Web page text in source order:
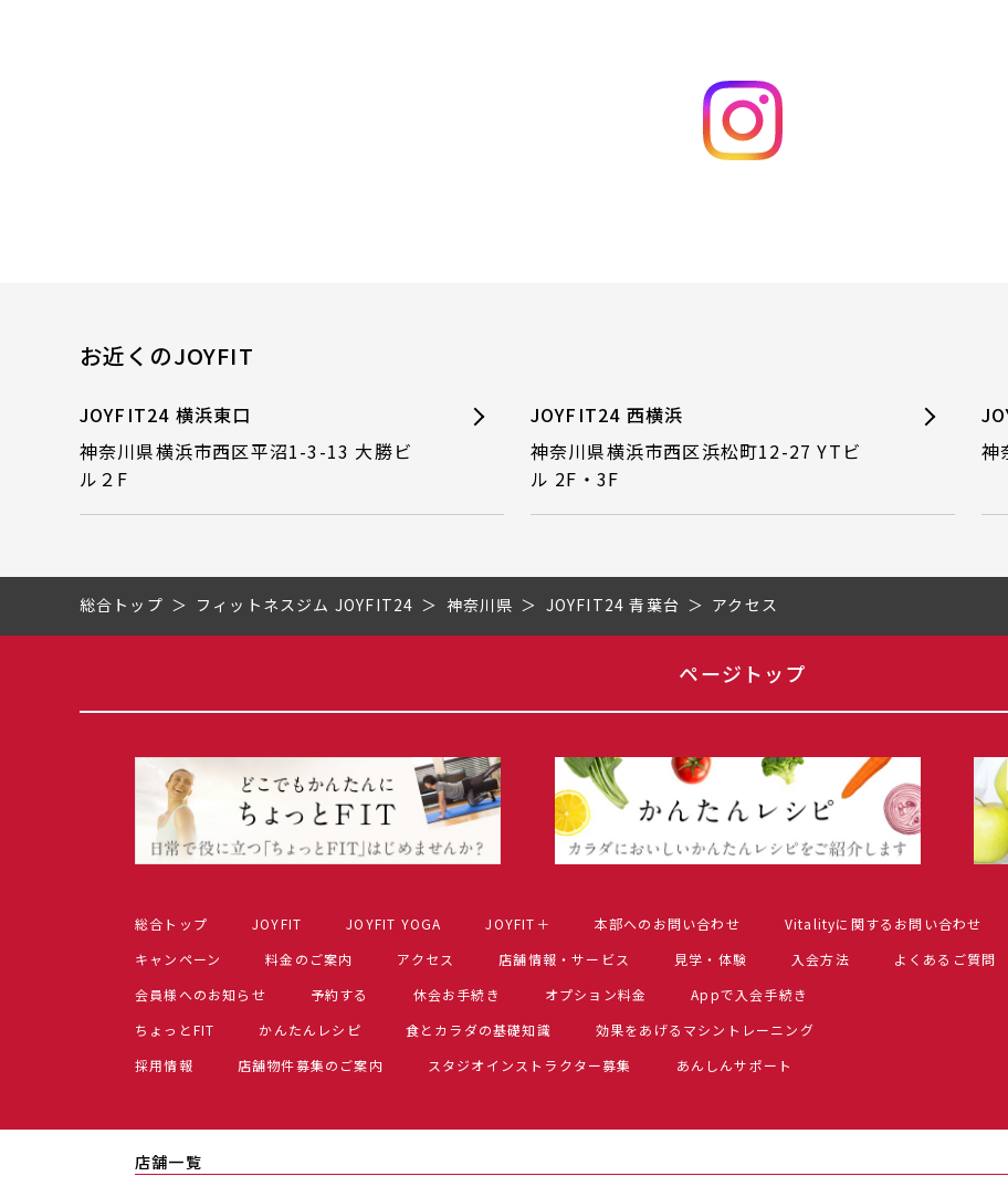
お近くのJOYFIT
JOYFIT24 横浜東口
神奈川県横浜市西区平沼1-3-13 大勝ビ
ル２F
JOYFIT24 西横浜
神奈川県横浜市西区浜松町12-27 YTビ
ル 2F・3F
神
総合トップ フィットネスジム JOYFIT24 神奈川県 JOYFIT24 青葉台 アクセス
ページトップ
総合トップ JOYFIT JOYFIT YOGA JOYFIT＋ 本部へのお問い合わせ
Vitalityに関するお問い合わせ
キャンペーン
料金のご案内 アクセス 店舗情報・サービス 見学・体験 入会方法 よくあるご質問
会員様へのお知らせ
予約する 休会お手続き オプション料金
Appで入会手続き
ちょっとFIT
かんたんレシピ 食とカラダの基礎知識
効果をあげるマシントレーニング
採用情報
店舗物件募集のご案内 スタジオインストラクター募集 あんしんサポート
店舗一覧